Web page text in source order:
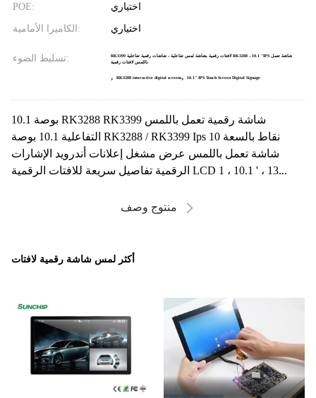
POE: اختياري
الكاميرا الأمامية: اختياري
تسليط الضوء:
RK3399 لافتات رقمية بشاشة لمس تفاعلية ، شاشات رقمية تفاعلية RK3288 ، 10.1 "IPS شاشة تعمل
باللمس لافتات رقمية
, RK3288 interactive digital screens, 10.1" IPS Touch Screen Digital Signage
10.1 بوصة RK3288 RK3399 شاشة رقمية تعمل باللمس
التفاعلية 10.1 بوصة RK3288 / RK3399 Ips 10 نقاط بالسعة
شاشة تعمل باللمس عرض مشغل إعلانات أندرويد الإشارات
الرقمية تفاصيل سريعة للافتات الرقمية LCD 1 ، 10.1 ' ، 13...
منتوج وصف
أكثر لمس شاشة رقمية لافتات